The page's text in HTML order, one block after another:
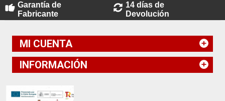
Garantía de
Fabricante
14 días de
Devolución
MI CUENTA
INFORMACIÓN